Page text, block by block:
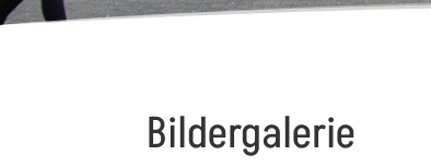
Bildergalerie